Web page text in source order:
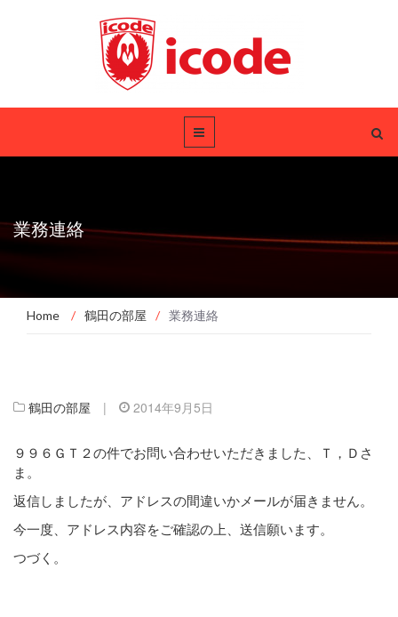
業務連絡
Home / 鶴田の部屋 / 業務連絡
鶴田の部屋 | 2014年9月5日
９９６ＧＴ２の件でお問い合わせいただきました、Ｔ，Ｄさ
ま。
返信しましたが、アドレスの間違いかメールが届きません。
今一度、アドレス内容をご確認の上、送信願います。
つづく。